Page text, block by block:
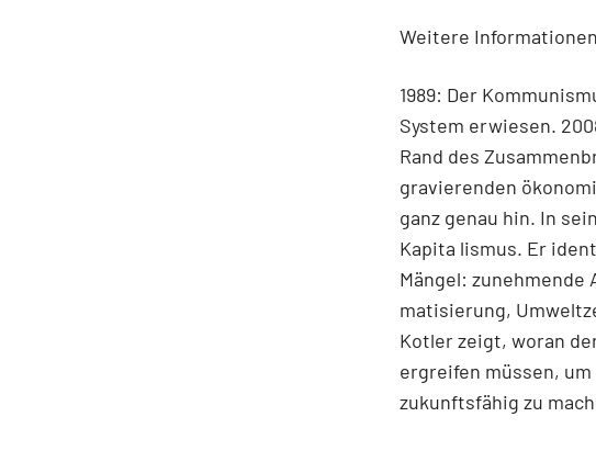
Weitere
1989: Der
System erwiesen.
Rand des
gravierenden
ganz genau hin. In
Kapita lismus. Er
Mängel:
matisierung,
Kotler zeigt, woran
ergreifen müssen,
zukunftsfähig zu